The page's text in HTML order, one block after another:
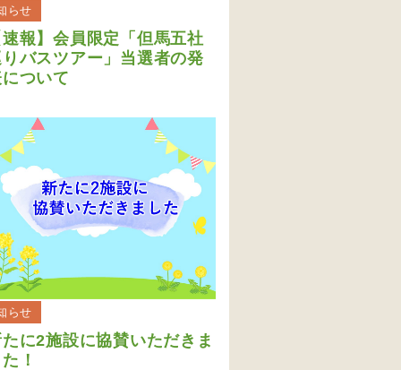
らせ
報】会員限定「但馬五社
バスツアー」当選者の発
ついて
らせ
に2施設に協賛いただきま
！